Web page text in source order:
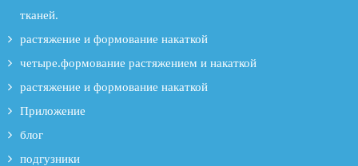
тканей.
растяжение и формование накаткой
четыре.формование растяжением и накаткой
растяжение и формование накаткой
Приложение
блог
подгузники